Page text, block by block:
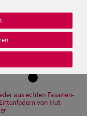
aus echten Fasanen-
von Hut-